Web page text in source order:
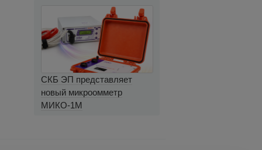
СКБ ЭП представляет
новый микроомметр
МИКО-1М